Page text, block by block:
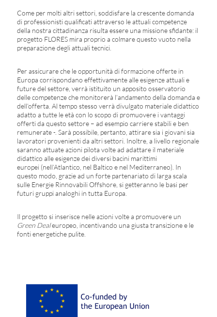
Come per molti altri settori, soddisfare la crescente domanda
di professionisti qualificati attraverso le attuali competenze
della nostra cittadinanza risulta essere una missione sfidante: il
progetto FLORES mira proprio a colmare questo vuoto nella
preparazione degli attuali tecnici.
Per assicurare che le opportunità di formazione offerte in
Europa corrispondano effettivamente alle esigenze attuali e
future del settore, verrà istituito un apposito osservatorio
delle competenze che monitorerà l’andamento della domanda e
dell’offerta. Al tempo stesso verrà divulgato materiale didattico
adatto a tutte le età con lo scopo di promuovere i vantaggi
offerti da questo settore – ad esempio carriere stabili e ben
remunerate -. Sarà possibile, pertanto, attirare sia i giovani sia
lavoratori provenienti da altri settori. Inoltre, a livello regionale
saranno attuate azioni pilota volte ad adattare il materiale
didattico alle esigenze dei diversi bacini marittimi
europei (nell’Atlantico, nel Baltico e nel Mediterraneo). In
questo modo, grazie ad un forte partenariato di larga scala
sulle Energie Rinnovabili Offshore, si getteranno le basi per
futuri gruppi analoghi in tutta Europa.
Il progetto si inserisce nelle azioni volte a promuovere un
Green Dealeuropeo, incentivando una giusta transizione e le
fonti energetiche pulite.